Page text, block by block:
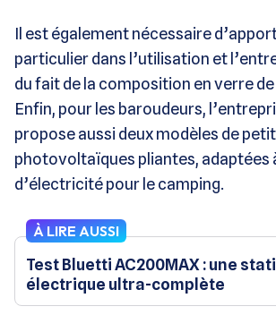
Il est également nécessaire
particulier dans l’utilisation et
du fait de la composition en verre
Enfin, pour les baroudeurs,
propose aussi deux modèles de
photovoltaïques pliantes, adaptées
d’électricité pour le camping.
À LIRE AUSSI
Test Bluetti AC200MAX : une
électrique ultra-complète